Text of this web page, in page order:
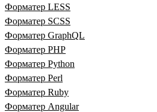
Форматер LESS
Форматер SCSS
Форматер GraphQL
Форматер PHP
Форматер Python
Форматер Perl
Форматер Ruby
Форматер Angular